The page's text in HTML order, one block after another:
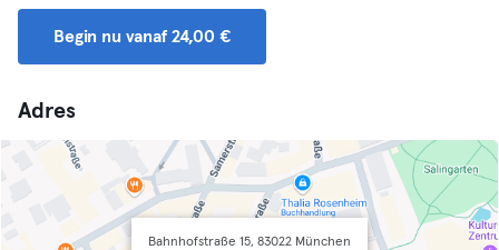
Begin nu vanaf 24,00 €
Adres
Bahnhofstraße 15, 83022 München